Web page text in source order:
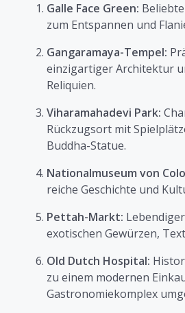
Galle Face Green:
zum Entspannen und
Gangaramaya-Tempel:
einzigartiger Architektur
Reliquien.
Viharamahadevi Park:
Rückzugsort mit
Buddha-Statue.
Nationalmuseum von
reiche Geschichte und
Pettah-Markt:
exotischen Gewürzen,
Old Dutch Hospital:
zu einem modernen
Gastronomiekomplex